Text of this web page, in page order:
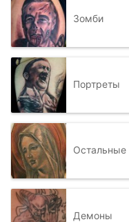
Зомби
Портреты
Остальные
Демоны